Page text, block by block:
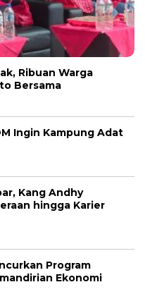
Ribuan Warga
Bersama
Ingin Kampung Adat
Kang Andhy
hingga Karier
Program
Ekonomi